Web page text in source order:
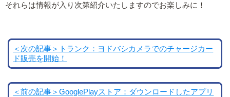
それらは情報が入り次第紹介いたしますのでお楽しみに！
＜次の記事＞トランク：ヨドバシカメラでのチャージカー
ド販売を開始！
＜前の記事＞GooglePlayストア：ダウンロードしたアプリ